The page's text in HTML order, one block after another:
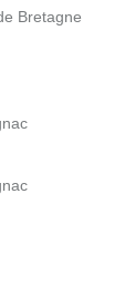
Bretagne